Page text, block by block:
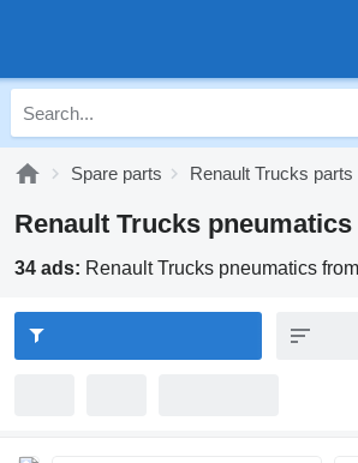
Spare parts Renault Trucks parts
Renault Trucks
34 ads: Renault Trucks pneumatics